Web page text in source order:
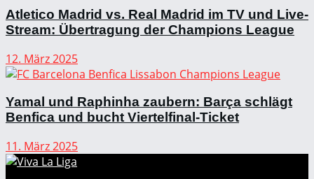
Atletico Madrid vs. Real Madrid im TV und Live-
Stream: Übertragung der Champions League
12. März 2025
Yamal und Raphinha zaubern: Barça schlägt
Benfica und bucht Viertelfinal-Ticket
11. März 2025